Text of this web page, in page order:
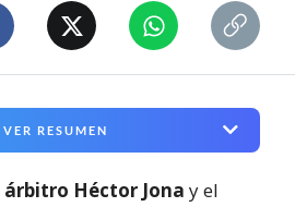
VER RESUMEN
árbitro Héctor Jona y el